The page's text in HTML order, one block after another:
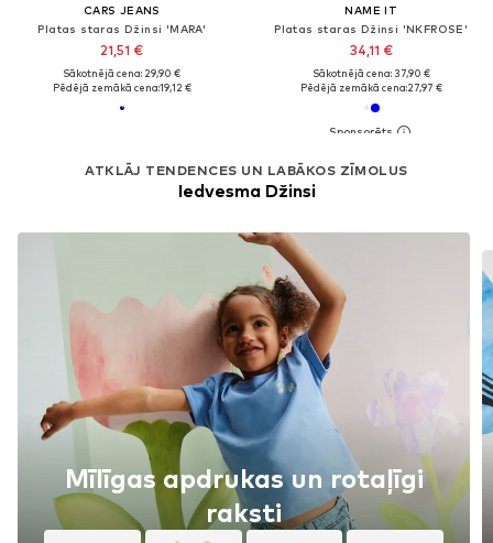
CARS JEANS
Platas staras Džinsi 'MARA'
21,51 €
Sākotnējā cena: 29,90 €
Pēdējā zemākā cena:19,12 €
ATKLĀJ TENDENCES UN LABĀKOS ZĪMOLUS
Iedvesma Džinsi
Mīlīgas apdrukas un rotaļīgi
raksti
NAME IT
Platas staras Džinsi 'NKFROSE'
34,11 €
Sākotnējā cena: 37,90 €
Pēdējā zemākā cena:27,97 €